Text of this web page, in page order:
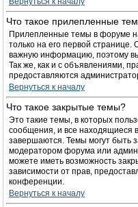
Что такое прилепленные
Прилепленные темы в форуме
только на его первой
важную информацию, поэтому
Так же, как и с объявлениями,
предоставляются
Вернуться к началу
Что такое закрытые темы?
Это такие темы, в которых
сообщения, и все находящиеся
завершаются. Темы могут быть
модератором форума или
можете иметь возможность
зависимости от прав,
конференции.
Вернуться к началу